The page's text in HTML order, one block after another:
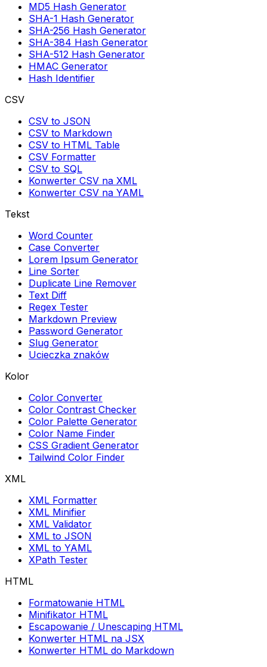
MD5 Hash Generator
SHA-1 Hash Generator
SHA-256 Hash Generator
SHA-384 Hash Generator
SHA-512 Hash Generator
HMAC Generator
Hash Identifier
CSV
CSV to JSON
CSV to Markdown
CSV to HTML Table
CSV Formatter
CSV to SQL
Konwerter CSV na XML
Konwerter CSV na YAML
Tekst
Word Counter
Case Converter
Lorem Ipsum Generator
Line Sorter
Duplicate Line Remover
Text Diff
Regex Tester
Markdown Preview
Password Generator
Slug Generator
Ucieczka znaków
Kolor
Color Converter
Color Contrast Checker
Color Palette Generator
Color Name Finder
CSS Gradient Generator
Tailwind Color Finder
XML
XML Formatter
XML Minifier
XML Validator
XML to JSON
XML to YAML
XPath Tester
HTML
Formatowanie HTML
Minifikator HTML
Escapowanie / Unescaping HTML
Konwerter HTML na JSX
Konwerter HTML do Markdown